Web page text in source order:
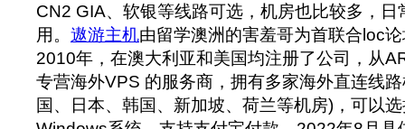
CN2 GIA、软银等线路可选，机房也比较多，日
用。 遨游主机由留学澳洲的害羞哥为首联合loc
2010年，在澳大利亚和美国均注册了公司，从
专营海外VPS 的服务商，拥有多家海外直连线
国、日本、韩国、新加坡、荷兰等机房)，可以